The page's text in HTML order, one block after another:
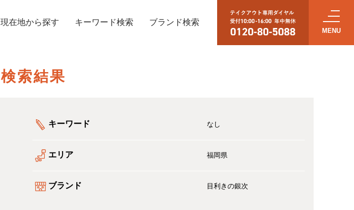
現在地から探す キーワード検索 ブランド検索
検索結果
キーワード なし
エリア 福岡県
ブランド 目利きの銀次